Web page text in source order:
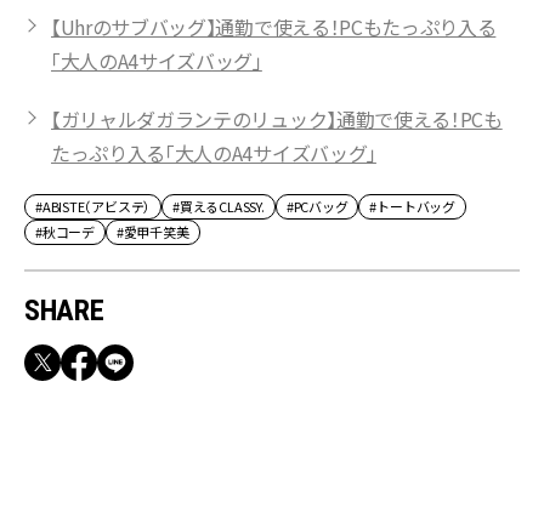
【Uhrのサブバッグ】通勤で使える！PCもたっぷり入る
「大人のA4サイズバッグ」
【ガリャルダガランテのリュック】通勤で使える！PCも
たっぷり入る「大人のA4サイズバッグ」
#ABISTE（アビステ） #買えるCLASSY. #PCバッグ
#トートバッグ
#秋コーデ
#愛甲千笑美
SHARE